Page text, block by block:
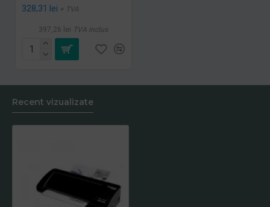
328,31 lei + TVA
397,26 lei TVA inclus
Recent vizualizate